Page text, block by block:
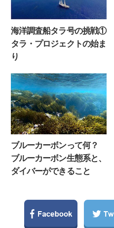
海洋調査船タラ号の挑戦①
タラ・プロジェクトの始ま
り
ブルーカーボンって何？
ブルーカーボン生態系と、
ダイバーができること